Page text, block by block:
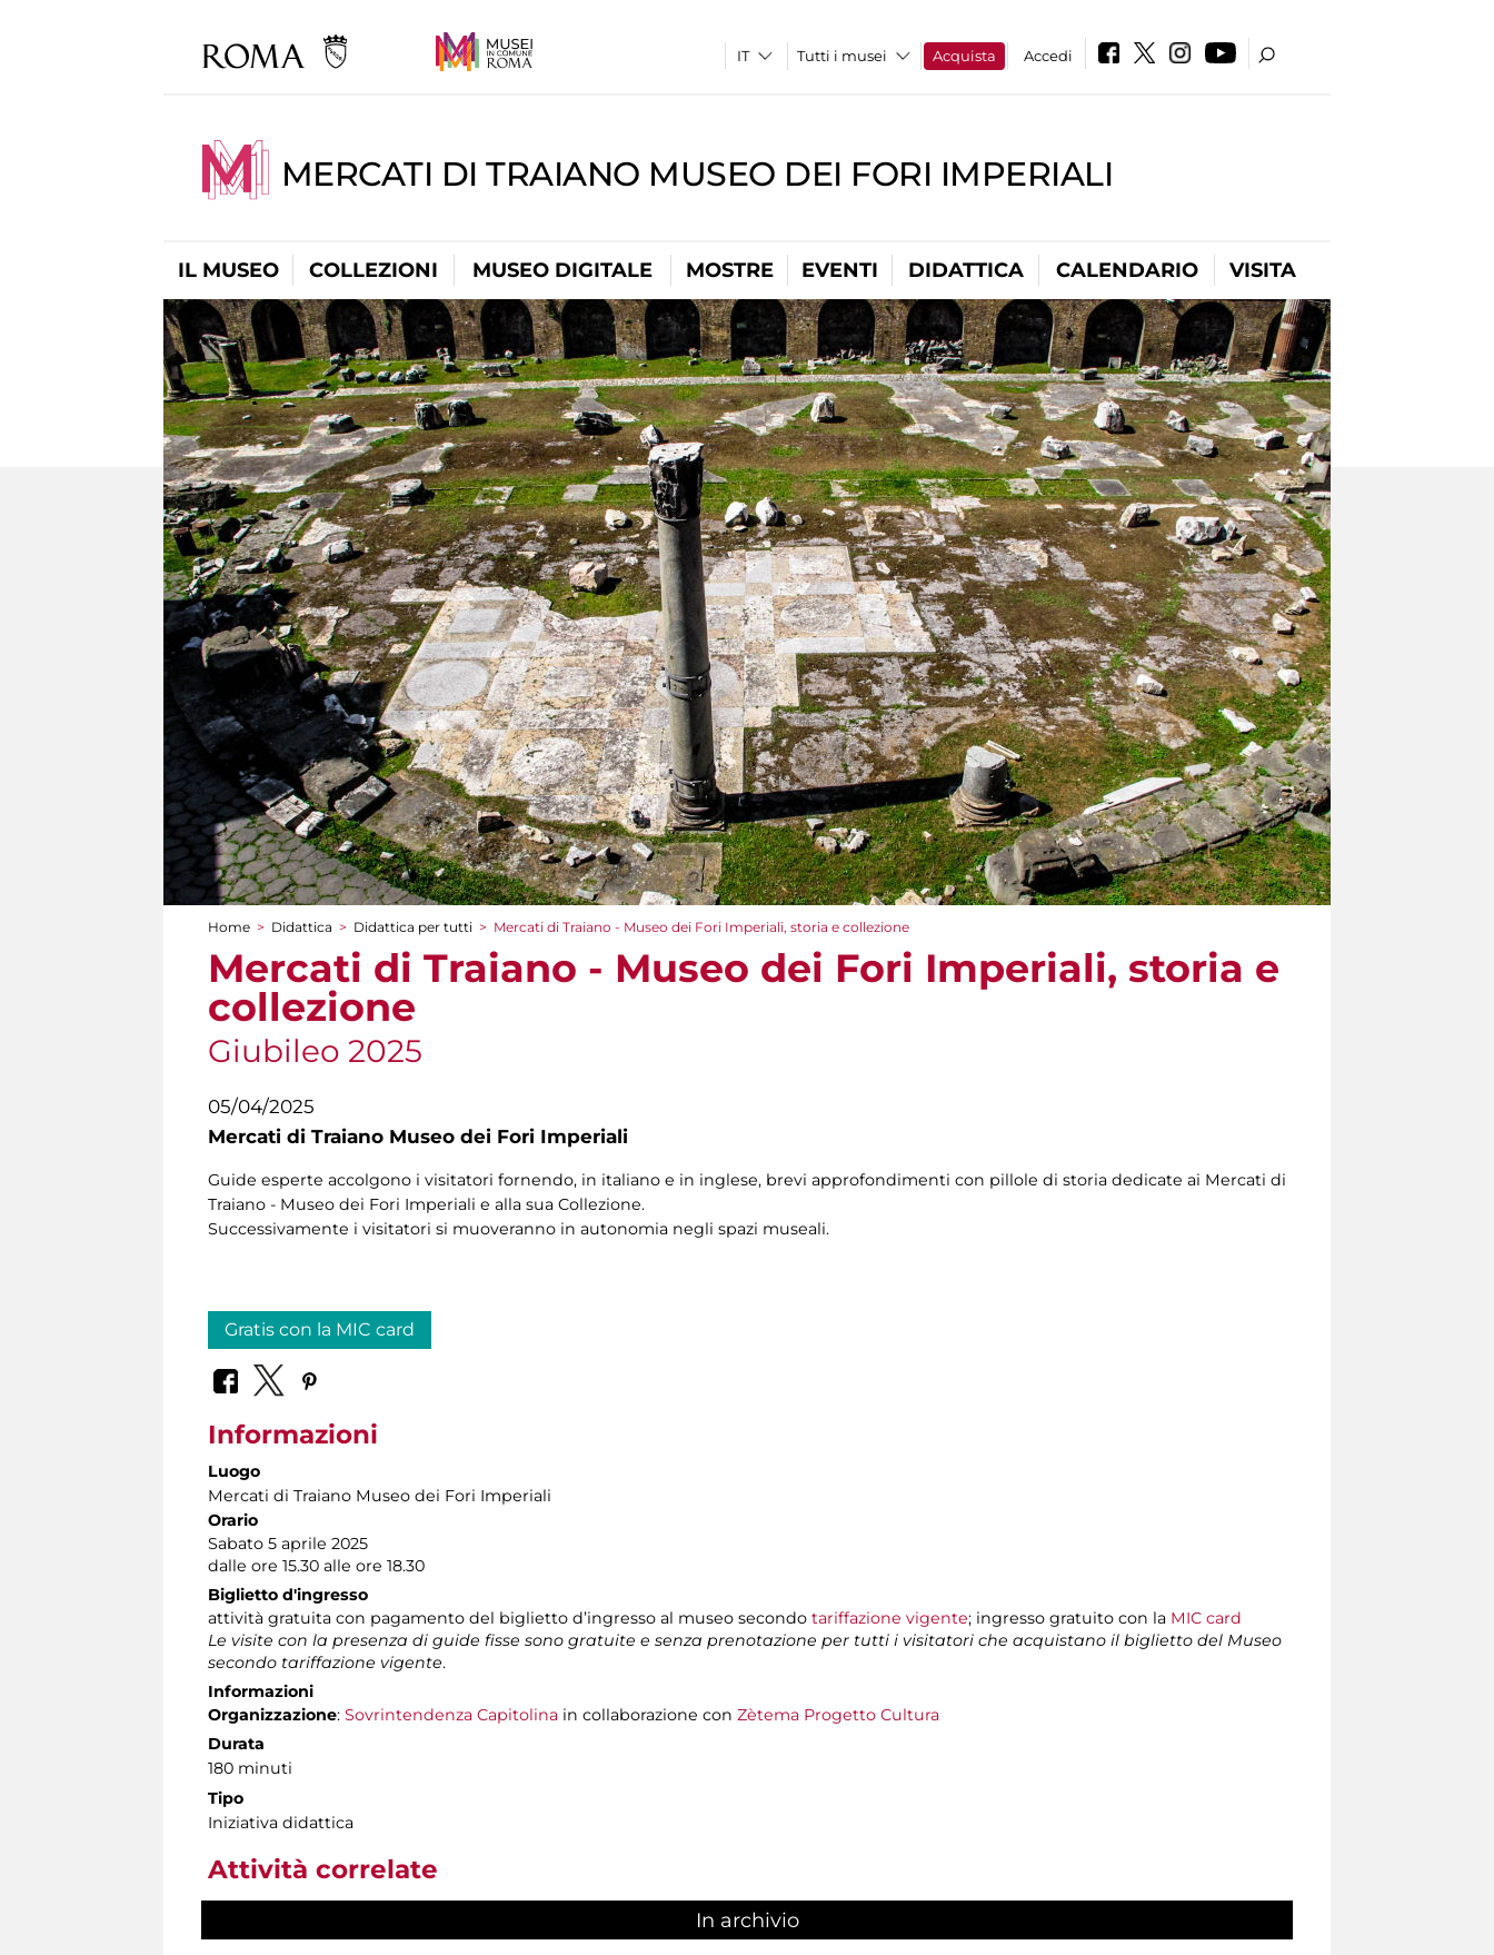
Tutti i musei Acquista Accedi
MERCATI DI TRAIANO MUSEO DEI FORI IMPERIALI
IL MUSEO COLLEZIONI MUSEO DIGITALE MOSTRE EVENTI DIDATTICA CALENDARIO VISITA
Tu sei qui
Home > Didattica > Didattica per tutti > Mercati di Traiano - Museo dei Fori Imperiali, storia e collezione
Mercati di Traiano - Museo dei Fori Imperiali, storia e
collezione
Giubileo 2025
05/04/2025
Mercati di Traiano Museo dei Fori Imperiali
Guide esperte accolgono i visitatori fornendo, in italiano e in inglese, brevi approfondimenti con pillole di storia dedicate ai Mercati di
Traiano - Museo dei Fori Imperiali e alla sua Collezione.
Successivamente i visitatori si muoveranno in autonomia negli spazi museali.
Gratis con la MIC card
Informazioni
Luogo
Mercati di Traiano Museo dei Fori Imperiali
Orario
Sabato 5 aprile 2025
dalle ore 15.30 alle ore 18.30
Biglietto d'ingresso
attività gratuita con pagamento del biglietto d’ingresso al museo secondo tariffazione vigente; ingresso gratuito con la MIC card
Le visite con la presenza di guide fisse sono gratuite e senza prenotazione per tutti i visitatori che acquistano il biglietto del Museo
secondo tariffazione vigente.
Informazioni
Organizzazione: Sovrintendenza Capitolina in collaborazione con Zètema Progetto Cultura
Durata
180 minuti
Tipo
Iniziativa didattica
Attività correlate
In archivio